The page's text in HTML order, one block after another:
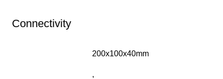
Connectivity
200x100x40mm
,